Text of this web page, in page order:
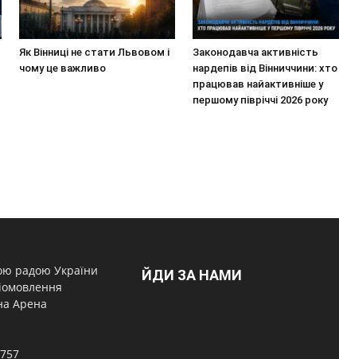
Як Вінниці не стати Львовом і
чому це важливо
Законодавча активність
нардепів від Вінниччини: хто
працював найактивніше у
першому півріччі 2026 року
радою України
Арена
ЙДИ ЗА НАМИ